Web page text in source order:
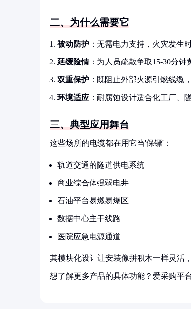
二、为什么需要它
被动防护 ：无需电力支持，火灾发生
延缓险情：为人员疏散争取15-30分钟
双重保护 ：既阻止外部火源引燃线缆
环境适应 ：耐腐蚀设计适合化工厂、
三、典型应用舞台
这些场所的电缆都在用它当'保镖'：
轨道交通的隧道供电系统
商业综合体强弱电井
石油平台易燃易爆区
数据中心主干线路
医院应急电源通道
其模块化设计让安装像拼积木一样灵活
想了解更多产品的具体功能？爱采购平